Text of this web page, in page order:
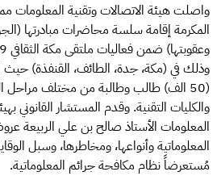
واصلت هيئة الاتصالات وتقنية المعلومات
المكرمة إقامة سلسة محاضرات مبادرتها
وذلك في (مكة، جدة، الطائف، القنفذة)
(50 الف) طالب وطالبة من مختلف مراحل
والكليات التقنية. وقدم المستشار القانوني
المعلومات الأستاذ صالح بن علي الربيعة
المعلوماتية وأنواعها، ومخاطرها، وسبل
مُستعرضاً نظام مكافحة جرائم المعلوماتية.